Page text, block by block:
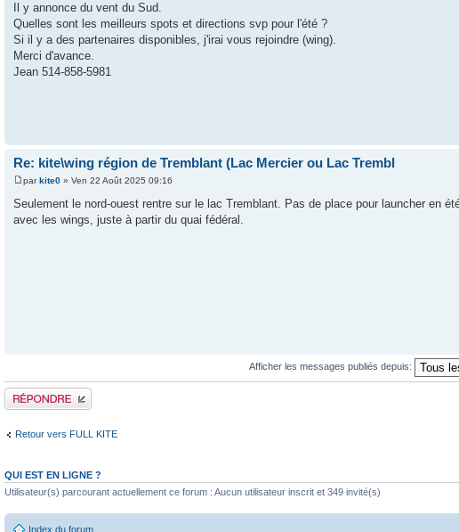
Il y annonce du vent du Sud.
Quelles sont les meilleurs spots et directions svp pour l'été ?
Si il y a des partenaires disponibles, j'irai vous rejoindre (wing).
Merci d'avance.
Jean 514-858-5981
Re: kite\wing région de Tremblant (Lac Mercier ou Lac Trembl
parkite0 » Ven 22 Août 2025 09:16
Seulement le nord-ouest rentre sur le lac Tremblant. Pas de place pour launcher en
avec les wings, juste à partir du quai fédéral.
Afficher les messages publiés depuis:
Publier une réponse
Retour vers FULL KITE
QUI EST EN LIGNE ?
Utilisateur(s) parcourant actuellement ce forum : Aucun utilisateur inscrit et 349 invité(s)
Index du forum